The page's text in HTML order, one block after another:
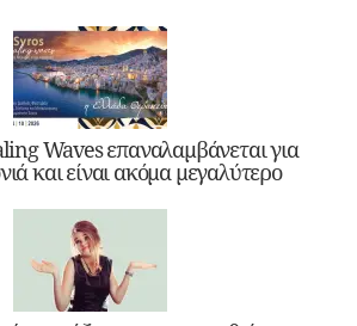
Waves επαναλαμβάνεται για
και είναι ακόμα μεγαλύτερο